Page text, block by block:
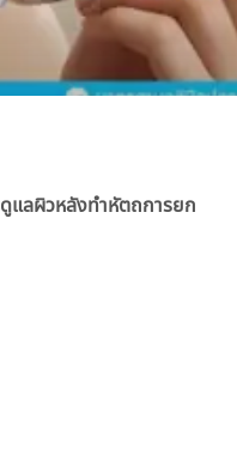
แลผิวหลังทำหัตถการยก